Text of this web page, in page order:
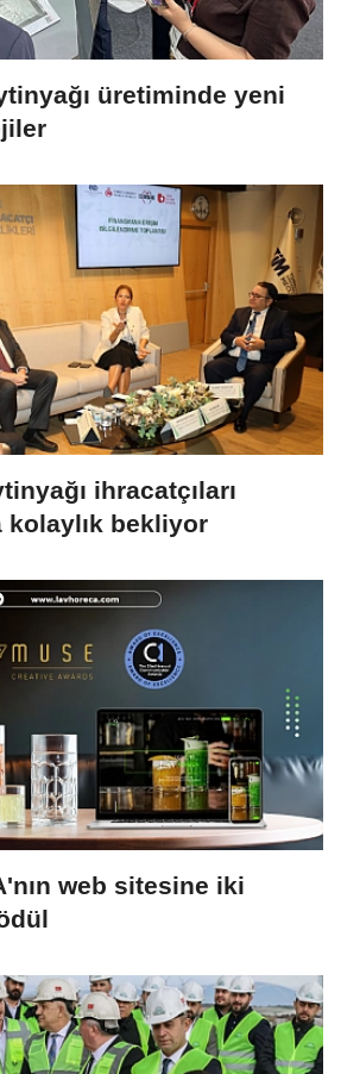
üretiminde yeni
ihracatçıları
kolaylık bekliyor
web sitesine iki